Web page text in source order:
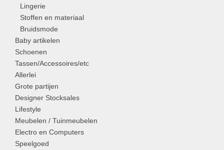
Lingerie
Stoffen en materiaal
Bruidsmode
Baby artikelen
Schoenen
Tassen/Accessoires/etc
Allerlei
Grote partijen
Designer Stocksales
Lifestyle
Meubelen / Tuinmeubelen
Electro en Computers
Speelgoed